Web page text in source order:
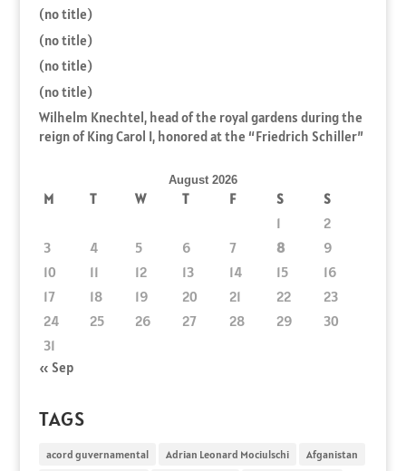
(no title)
(no title)
(no title)
(no title)
Wilhelm Knechtel, head of the royal gardens during the
reign of King Carol I, honored at the “Friedrich Schiller”
August 2026
M T W T F S
S
1
2
3
4 5 6 7 8
9
10
11 12 13 14 15
16
17
18 19 20 21 22
23
24
25 26 27 28 29
30
31
« Sep
TAGS
acord guvernamental Adrian Leonard Mociulschi
Afganistan